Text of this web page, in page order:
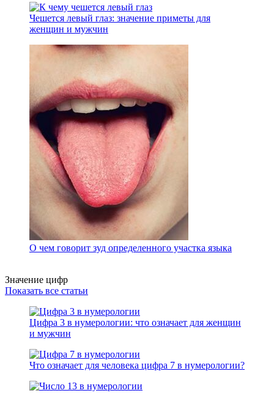
Чешется левый глаз: значение приметы для
женщин и мужчин
О чем говорит зуд определенного участка языка
Значение цифр
Показать все статьи
Цифра 3 в нумерологии: что означает для женщин
и мужчин
Что означает для человека цифра 7 в нумерологии?